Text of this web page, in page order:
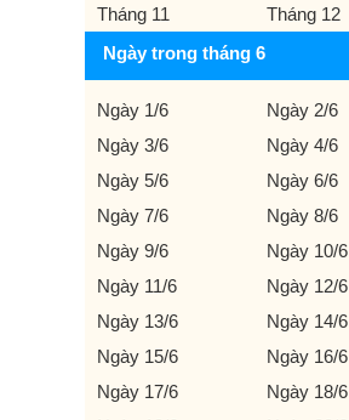
Tháng 11
Tháng 12
Ngày trong tháng 6
Ngày 1/6
Ngày 2/6
Ngày 3/6
Ngày 4/6
Ngày 5/6
Ngày 6/6
Ngày 7/6
Ngày 8/6
Ngày 9/6
Ngày 10/6
Ngày 11/6
Ngày 12/6
Ngày 13/6
Ngày 14/6
Ngày 15/6
Ngày 16/6
Ngày 17/6
Ngày 18/6